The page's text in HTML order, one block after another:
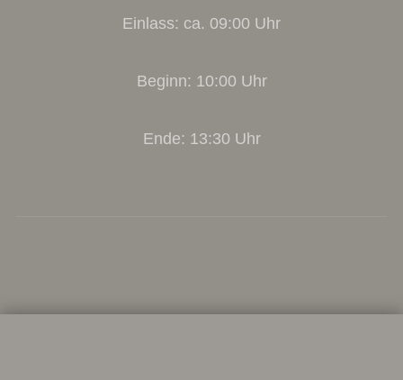
Einlass: ca. 09:00 Uhr
Beginn: 10:00 Uhr
Ende: 13:30 Uhr